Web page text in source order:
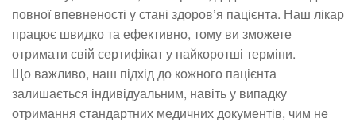
повної впевненості у стані здоров’я пацієнта. Наш лікар
працює швидко та ефективно, тому ви зможете
отримати свій сертифікат у найкоротші терміни.
Що важливо, наш підхід до кожного пацієнта
залишається індивідуальним, навіть у випадку
отримання стандартних медичних документів, чим не